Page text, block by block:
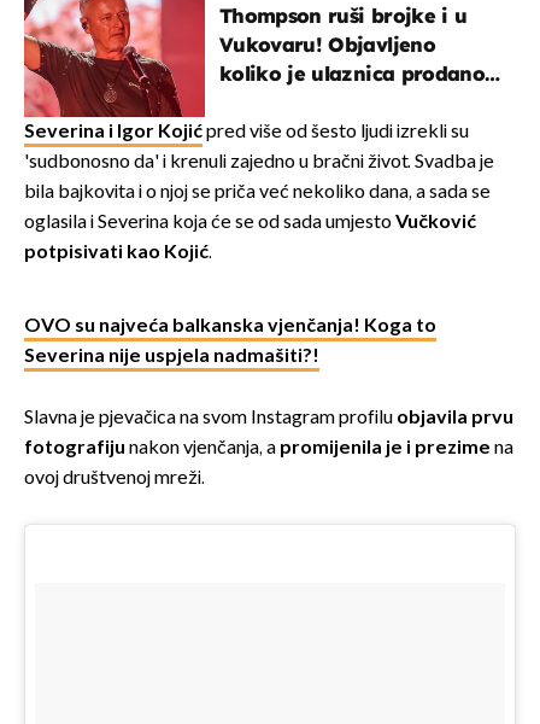
Thompson ruši brojke i u
Vukovaru! Objavljeno
koliko je ulaznica prodano
Severina i Igor Kojićpred više od šesto ljudi izrekli su
'sudbonosno da' i krenuli zajedno u bračni život. Svadba je
bila bajkovita i o njoj se priča već nekoliko dana, a sada se
oglasila i Severina koja će se od sada umjestoVučković
potpisivati kao Kojić.
OVO su najveća balkanska vjenčanja! Koga to
Severina nije uspjela nadmašiti?!
Slavna je pjevačica na svom Instagram profilu objavila prvu
fotografiju nakon vjenčanja, a promijenila je i prezime na
ovoj društvenoj mreži.